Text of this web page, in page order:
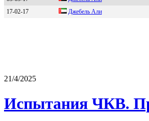
17-02-17
Джeбeль Aли
21/4/2025
Испытания ЧКВ.